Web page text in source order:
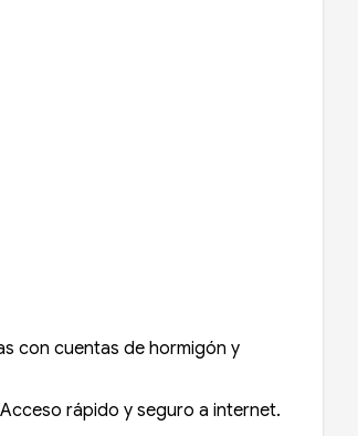
con cuentas de hormigón y
rápido y seguro a internet.